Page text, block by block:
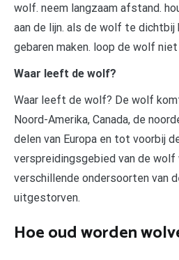
wolf. neem langzaam afstand.
aan de lijn. als de wolf te dichtbij
gebaren maken. loop de wolf niet
Waar leeft de wolf?
Waar leeft de wolf? De wolf
Noord-Amerika, Canada, de
delen van Europa en tot voorbij
verspreidingsgebied van de
verschillende ondersoorten van
uitgestorven.
Hoe oud worden